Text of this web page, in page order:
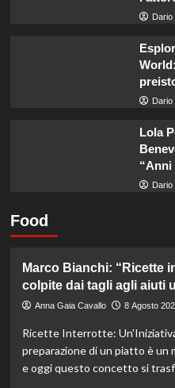
Dario
Dario
Lola
“Anni
Dario
Food
Marco Bianchi: “Ricette
colpite dai tagli agli aiuti
Anna Gaia Cavallo 8 Agosto
Ricette Interrotte:
preparazione di un piatto è un
e oggi questo concetto si